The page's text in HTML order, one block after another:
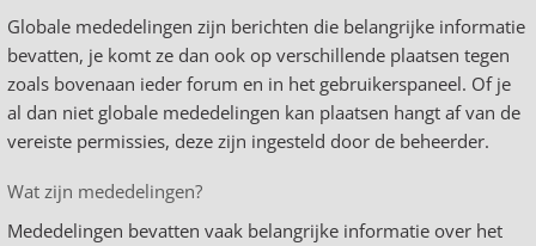
Globale mededelingen zijn berichten die belangrijke informatie
bevatten, je komt ze dan ook op verschillende plaatsen tegen
zoals bovenaan ieder forum en in het gebruikerspaneel. Of je
al dan niet globale mededelingen kan plaatsen hangt af van de
vereiste permissies, deze zijn ingesteld door de beheerder.
Wat zijn mededelingen?
Mededelingen bevatten vaak belangrijke informatie over het